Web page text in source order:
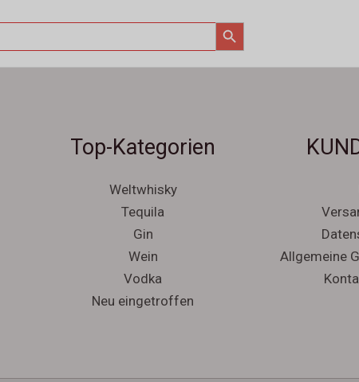
SEARCH BUTTON
Top-Kategorien
Weltwhisky
Tequila
Gin
Wein
Vodka
Neu eingetroffen
Allgemeine